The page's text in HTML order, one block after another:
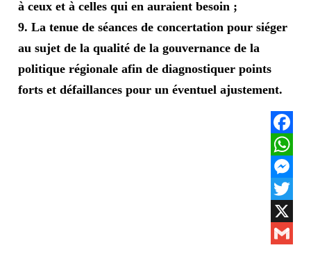
à ceux et à celles qui en auraient besoin ;
9. La tenue de séances de concertation pour siéger
au sujet de la qualité de la gouvernance de la
politique régionale afin de diagnostiquer points
forts et défaillances pour un éventuel ajustement.
Facebook
WhatsApp
Messenger
Twitter
X